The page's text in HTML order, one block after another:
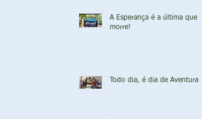
A Esperança é a última que
morre!
Todo dia, é dia de Aventura